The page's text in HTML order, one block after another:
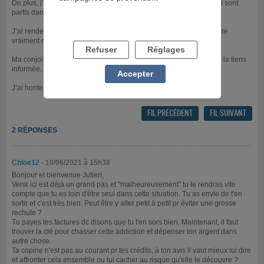
De plus, j’ai contracté deux crédits pour éponger mes dettes et qui sont
partis dans les jeux d’argents ... (8K et 5K).
J’ai rendez vous en juillet avec un médecin d’addictologie. J’espère
vraiment m’en sortir
Ma conjointe n’est pas au courant dès crédit. Je crains le pire si je la tiens
informée.
J’ai honte
FIL PRÉCÉDENT FIL SUIVANT
2 RÉPONSES
Chloe12 - 10/06/2021 à 15h38
Bonjour et bienvenue Julien,
Venir ici est déjà un grand pas et "malheureusement" tu te rendras vite
compte que tu es loin d'être seul dans cette situation. Tu as envie de t'en
sortir et c'est très bien. Peut être y aller petit à petit pr éviter une grosse
rechute ?
Tu payes tes factures dc disons que tu t'en sors bien. Maintenant, il faut
trouver la clé pour chasser cette addiction et dépenser ton argent dans
autre chose.
Ta copine n'est pas au courant pr tes crédits, à ton avis il vaut mieux lui dire
et affronter cela ensemble ou lui cacher au risque qu'elle le découvre ?
Refuser Réglages
Accepter